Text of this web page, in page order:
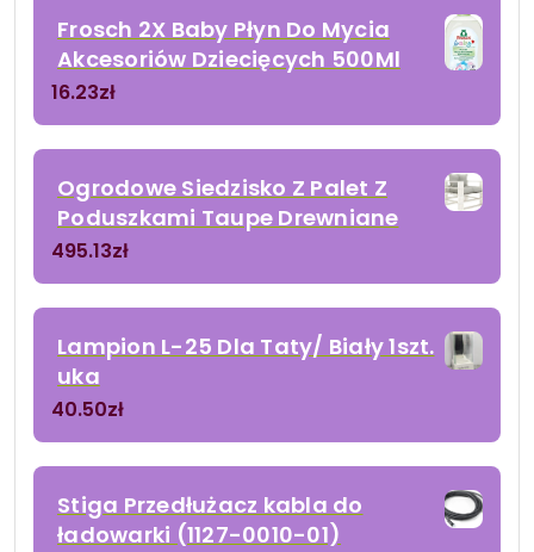
Frosch 2X Baby Płyn Do Mycia
Akcesoriów Dziecięcych 500Ml
16.23zł
Ogrodowe Siedzisko Z Palet Z
Poduszkami Taupe Drewniane
495.13zł
Lampion L-25 Dla Taty/ Biały 1szt.
uka
40.50zł
Stiga Przedłużacz kabla do
ładowarki (1127-0010-01)